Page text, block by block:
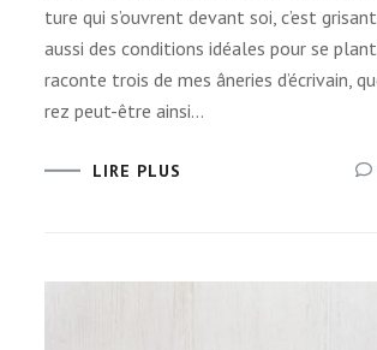
ture qui s’ouvrent devant soi, c’est
aussi des condi­tions idéales pour se
raconte trois de mes âne­ries d’é­cri­vain,
rez peut-être ainsi…
LIRE PLUS